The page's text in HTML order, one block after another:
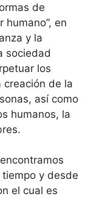
de
en
y la
sociedad
los
creación de la
así como
humanos, la
y desde
el cual es